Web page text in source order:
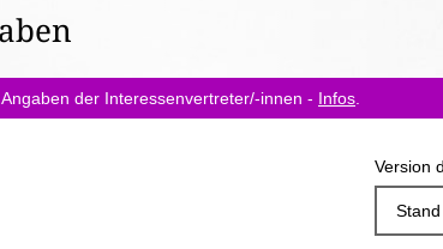
der Interessenvertreter/-innen - Infos
Version